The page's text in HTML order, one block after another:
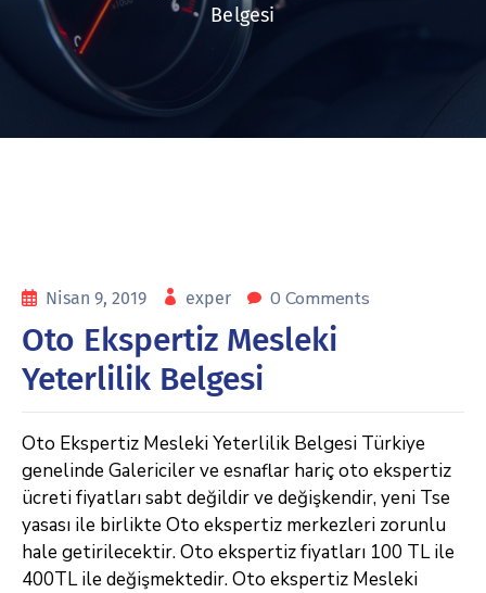
Belgesi
Nisan 9, 2019 exper 0 Comments
Oto Ekspertiz Mesleki
Yeterlilik Belgesi
Oto Ekspertiz Mesleki Yeterlilik Belgesi Türkiye
genelinde Galericiler ve esnaflar hariç oto ekspertiz
ücreti fiyatları sabt değildir ve değişkendir, yeni Tse
yasası ile birlikte Oto ekspertiz merkezleri zorunlu
hale getirilecektir. Oto ekspertiz fiyatları 100 TL ile
400TL ile değişmektedir. Oto ekspertiz Mesleki